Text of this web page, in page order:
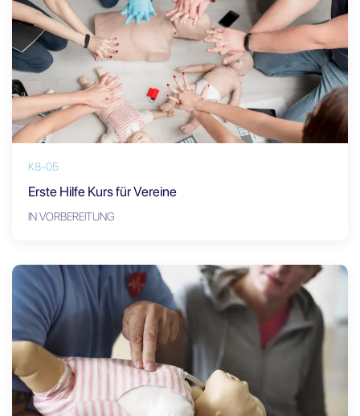
K8-05
Erste Hilfe Kurs für Vereine
IN VORBEREITUNG